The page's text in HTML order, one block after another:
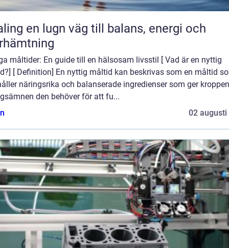
balans, energi och
måltider: En guide till en hälsosam livsstil [ Vad är en nyttig
[ Definition] En nyttig måltid kan beskrivas som en måltid
näringsrika och balanserade ingredienser som ger
den behöver för att fu...
02 augusti